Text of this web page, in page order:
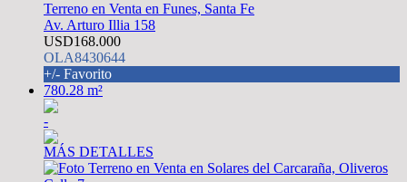
Terreno en Venta en Funes, Santa Fe
Av. Arturo Illia 158
USD168.000
OLA8430644
+/- Favorito
780.28 m²
-
MÁS DETALLES